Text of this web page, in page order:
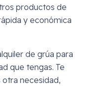
productos de
y económica
de grúa para
que tengas. Te
otra necesidad,